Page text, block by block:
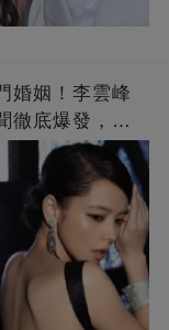
婚姻！李雲峰
徹底爆發，原